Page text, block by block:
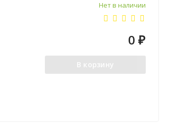
Нет в наличии
0 ₽
В корзину